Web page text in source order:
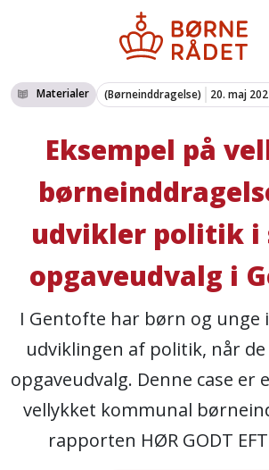
Materialer (Børneinddragelse) 20. maj
Eksempel på
udvikler politik
opgaveudvalg i
I Gentofte har børn og unge
udviklingen af politik, når
opgaveudvalg. Denne case er
vellykket kommunal
rapporten HØR GODT